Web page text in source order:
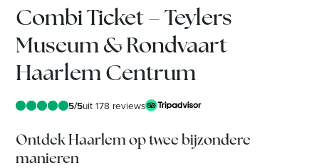
Combi Ticket – Teylers
Museum & Rondvaart
Haarlem Centrum
5/5uit 178 reviews
Ontdek Haarlem op twee bijzondere
manieren